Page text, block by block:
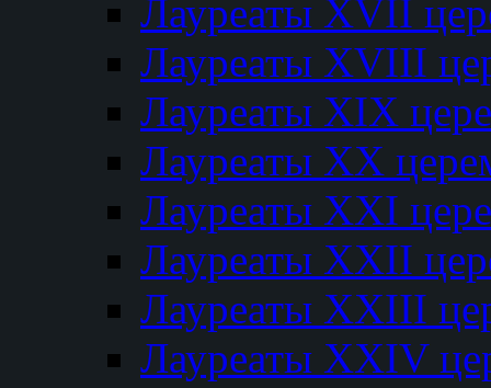
Лауреаты XVII
Лауреаты XVIII
Лауреаты XIX
Лауреаты XX
Лауреаты XXI
Лауреаты XXII
Лауреаты XXIII
Лауреаты XXIV